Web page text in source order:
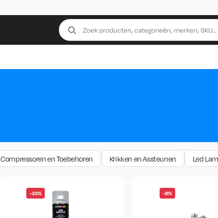
Compressoren en Toebehoren Krikken en Assteunen Led
-33% -8%